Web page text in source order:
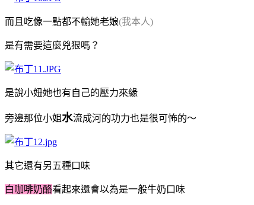
而且吃像一點都不輸她老娘(我本人)
是有需要這麼兇狠嗎？
是說小妞她也有自己的壓力來緣
旁邊那位小姐水流成河的功力也是很可怖的～
其它還有另五種口味
白咖啡奶酪看起來還會以為是一般牛奶口味